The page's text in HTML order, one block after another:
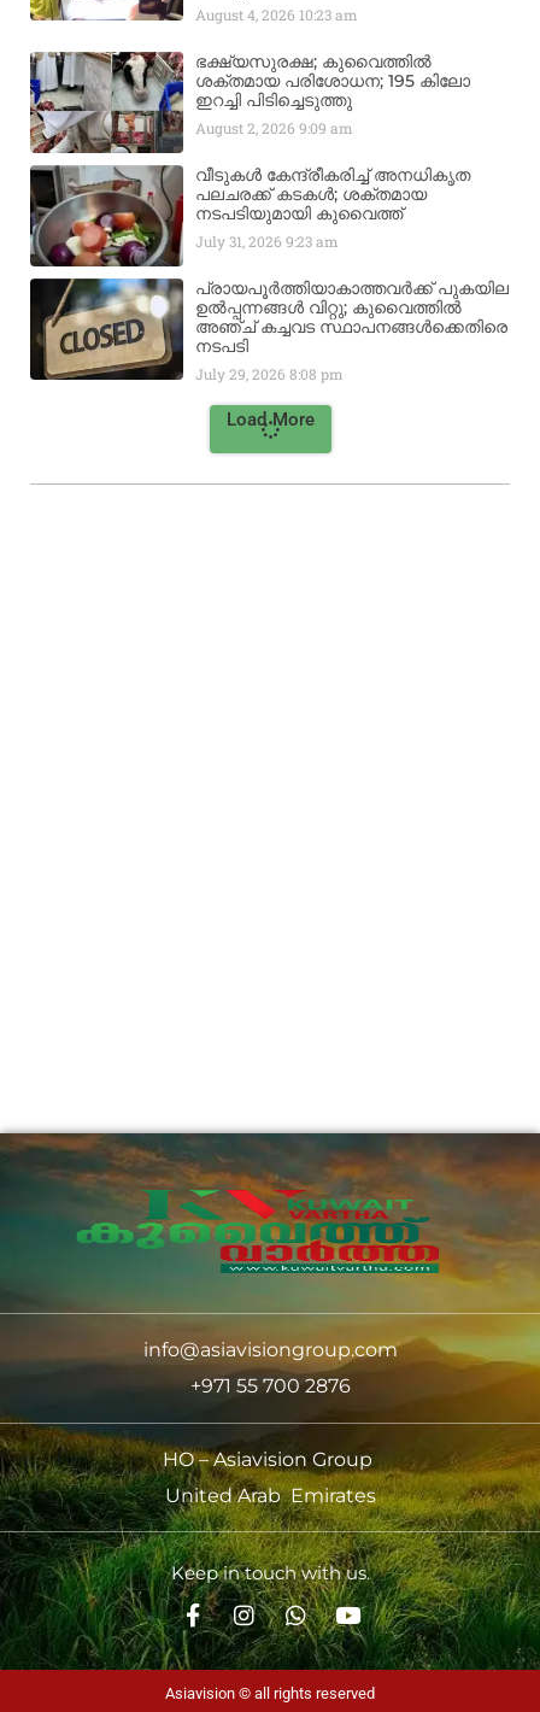
August 4, 2026 10:23 am
ഭക്ഷ്യസുരക്ഷ; കുവൈത്തിൽ
ശക്തമായ പരിശോധന; 195 കിലോ
ഇറച്ചി പിടിച്ചെടുത്തു
August 2, 20269:09 am
വീടുകൾ കേന്ദ്രീകരിച്ച് അനധികൃത
പലചരക്ക് കടകൾ; ശക്തമായ
നടപടിയുമായി കുവൈത്ത്
July 31, 20269:23 am
പ്രായപൂർത്തിയാകാത്തവർക്ക് പുകയില
ഉൽപ്പന്നങ്ങൾ വിറ്റു; കുവൈത്തിൽ
അഞ്ച് കച്ചവട സ്ഥാപനങ്ങൾക്കെതിരെ
നടപടി
July 29, 20268:08 pm
Load More
info@asiavisiongroup.com
+971 55 700 2876
HO – Asiavision Group
United Arab Emirates
Keep in touch with us.
Asiavision © all rights reserved